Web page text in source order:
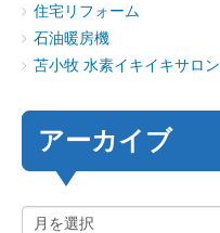
住宅リフォーム
石油暖房機
苫小牧 水素イキイキサロン
アーカイブ